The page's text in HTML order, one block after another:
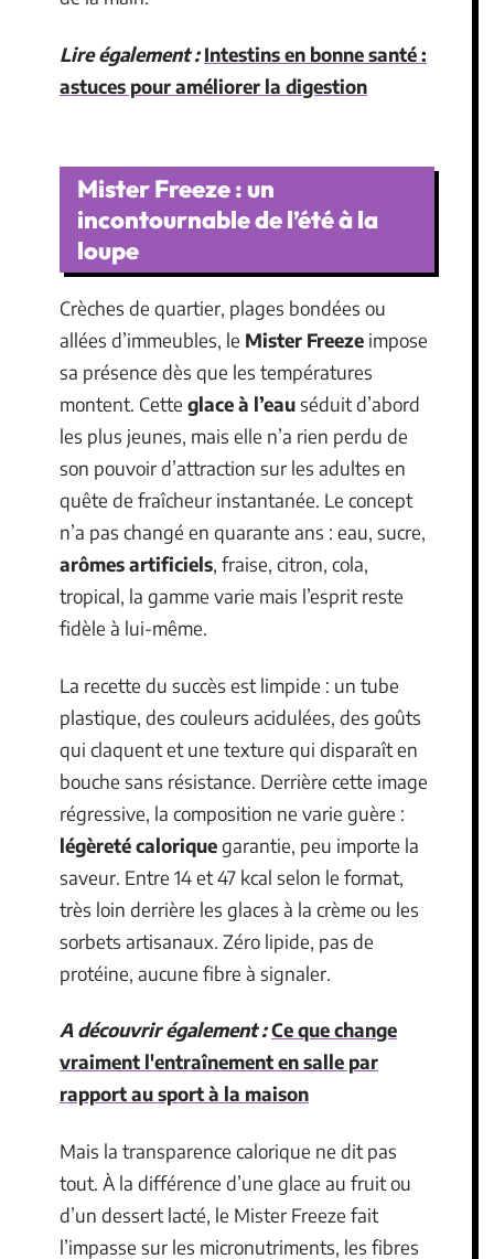
Lire également : Intestins en bonne santé :
astuces pour améliorer la digestion
Mister Freeze : un
incontournable de l’été à la
loupe
Crèches de quartier, plages bondées ou
allées d’immeubles, le Mister Freeze impose
sa présence dès que les températures
montent. Cette glace à l’eauséduit d’abord
les plus jeunes, mais elle n’a rien perdu de
son pouvoir d’attraction sur les adultes en
quête de fraîcheur instantanée. Le concept
n’a pas changé en quarante ans : eau, sucre,
arômes artificiels, fraise, citron, cola,
tropical, la gamme varie mais l’esprit reste
fidèle à lui-même.
La recette du succès est limpide : un tube
plastique, des couleurs acidulées, des goûts
qui claquent et une texture qui disparaît en
bouche sans résistance. Derrière cette image
régressive, la composition ne varie guère :
légèreté caloriquegarantie, peu importe la
saveur. Entre 14 et 47 kcal selon le format,
très loin derrière les glaces à la crème ou les
sorbets artisanaux. Zéro lipide, pas de
protéine, aucune fibre à signaler.
A découvrir également :Ce que change
vraiment l'entraînement en salle par
rapport au sport à la maison
Mais la transparence calorique ne dit pas
tout. À la différence d’une glace au fruit ou
d’un dessert lacté, le Mister Freeze fait
l’impasse sur les micronutriments, les fibres